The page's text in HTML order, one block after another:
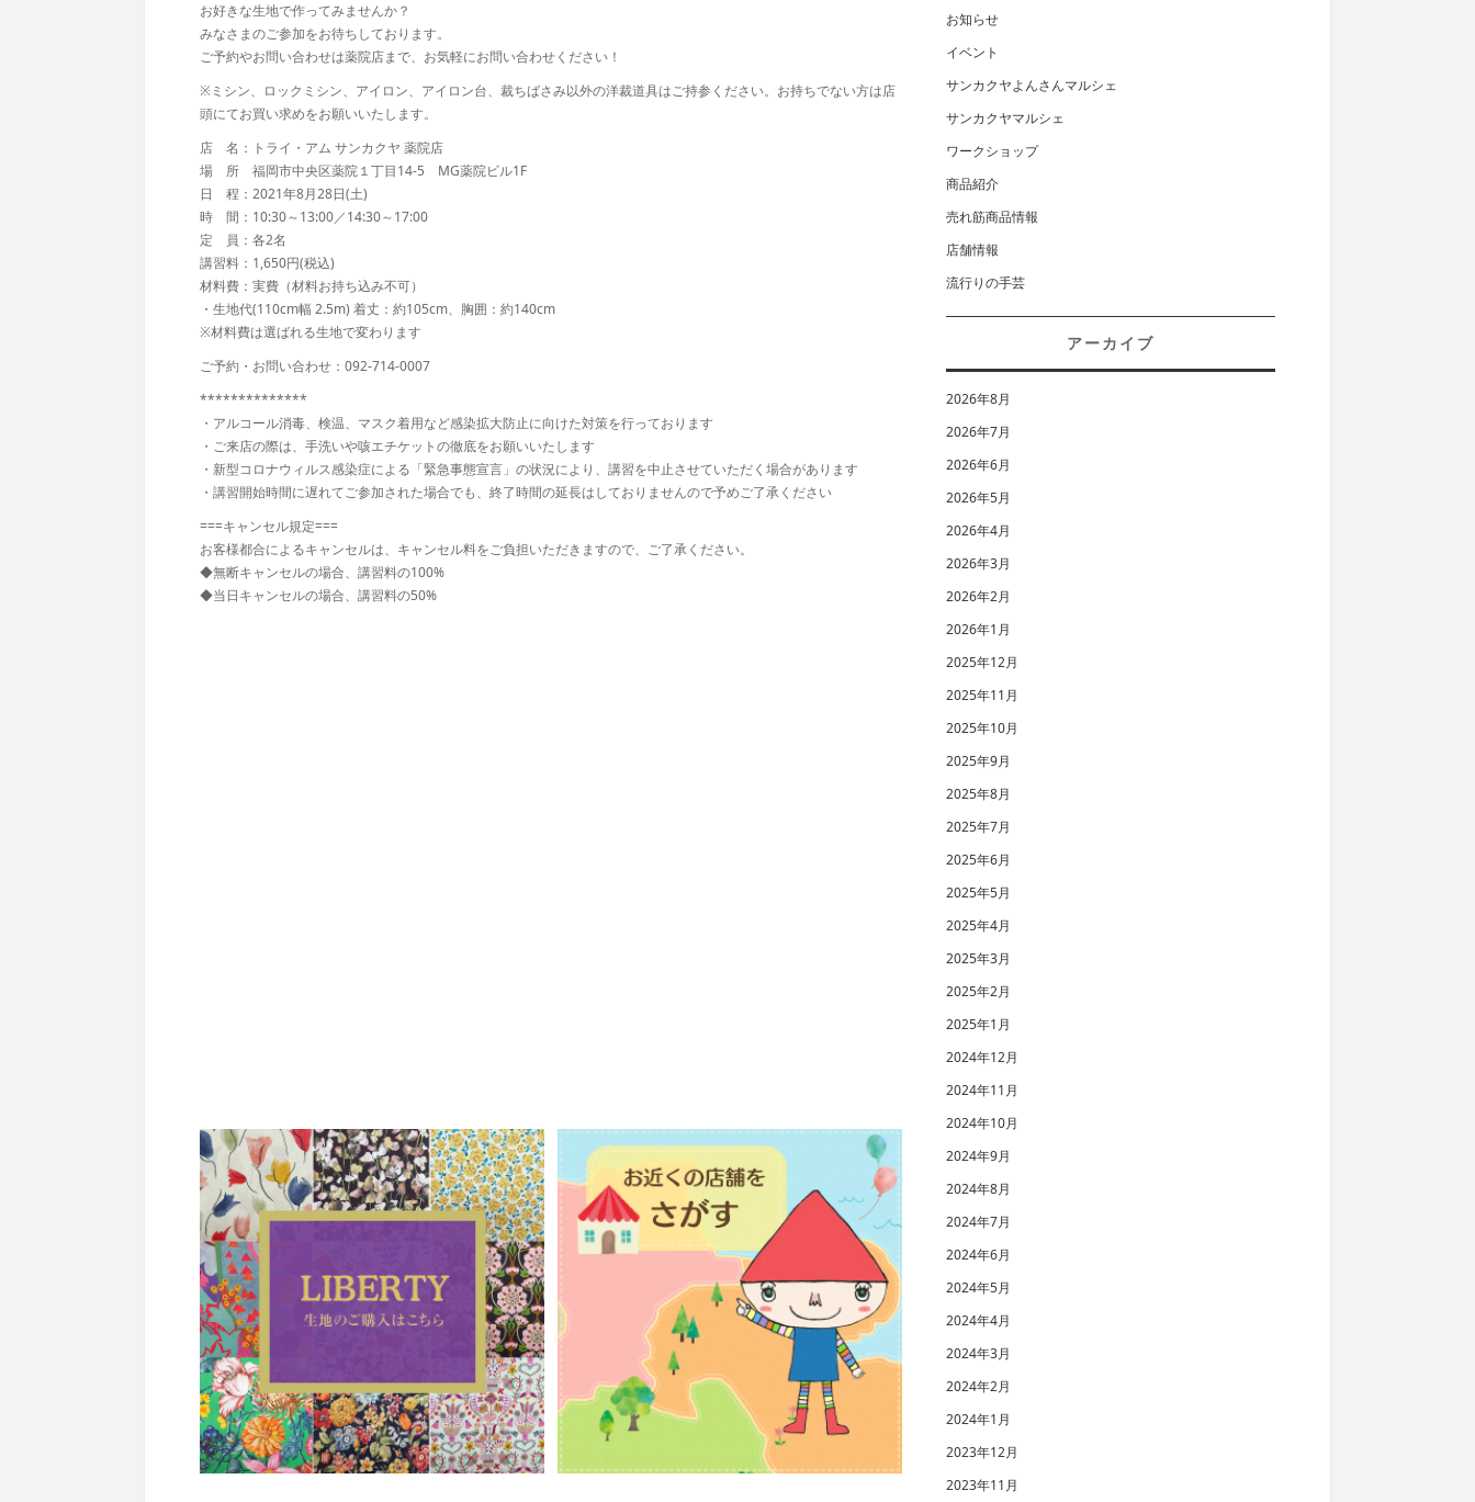
お好きな生地で作ってみませんか？
みなさまのご参加をお待ちしております。
ご予約やお問い合わせは薬院店まで、お気軽にお問い合わせください！
※ミシン、ロックミシン、アイロン、アイロン台、裁ちばさみ以外の洋裁道具はご持参ください。お持ちでない方は店
頭にてお買い求めをお願いいたします。
店 名：トライ・アム サンカクヤ 薬院店
場 所 福岡市中央区薬院１丁目14-5 MG薬院ビル1F
日 程：2021年8月28日(土)
時 間：10:30～13:00／14:30～17:00
定 員：各2名
講習料：1,650円(税込)
材料費：実費（材料お持ち込み不可）
・生地代(110cm幅 2.5m) 着丈：約105cm、胸囲：約140cm
※材料費は選ばれる生地で変わります
ご予約・お問い合わせ：092-714-0007
**************
・アルコール消毒、検温、マスク着用など感染拡大防止に向けた対策を行っております
・ご来店の際は、手洗いや咳エチケットの徹底をお願いいたします
・新型コロナウィルス感染症による「緊急事態宣言」の状況により、講習を中止させていただく場合があります
・講習開始時間に遅れてご参加された場合でも、終了時間の延長はしておりませんので予めご了承ください
===キャンセル規定===
お客様都合によるキャンセルは、キャンセル料をご負担いただきますので、ご了承ください。
◆無断キャンセルの場合、講習料の100%
◆当日キャンセルの場合、講習料の50%
お知らせ
イベント
サンカクヤよんさんマルシェ
サンカクヤマルシェ
ワークショップ
商品紹介
売れ筋商品情報
店舗情報
流行りの手芸
アーカイブ
2026年8月
2026年7月
2026年6月
2026年5月
2026年4月
2026年3月
2026年2月
2026年1月
2025年12月
2025年11月
2025年10月
2025年9月
2025年8月
2025年7月
2025年6月
2025年5月
2025年4月
2025年3月
2025年2月
2025年1月
2024年12月
2024年11月
2024年10月
2024年9月
2024年8月
2024年7月
2024年6月
2024年5月
2024年4月
2024年3月
2024年2月
2024年1月
2023年12月
2023年11月